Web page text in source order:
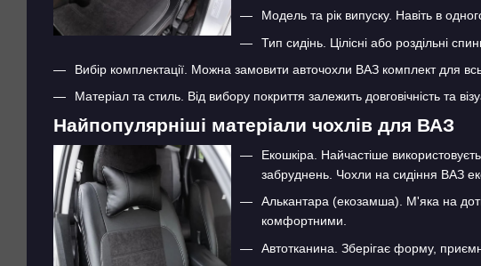
Модель та рік випуску. Навіть в
Тип сидінь. Цілісні або роздільні
Вибір комплектації. Можна замовити авточохли ВАЗ комплект для
Матеріал та стиль. Від вибору покриття залежить довговічність та
Найпопулярніші матеріали чохлів для ВАЗ
Екошкіра. Найчастіше
забруднень. Чохли на сидіння ВАЗ
Алькантара (екозамша). М'яка на
комфортними.
Автотканина. Зберігає форму,